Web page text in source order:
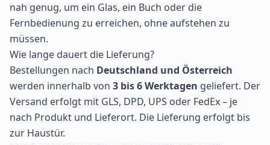
nah genug, um ein Glas, ein Buch oder die
Fernbedienung zu erreichen, ohne aufstehen zu
müssen.
Wie lange dauert die Lieferung?
Bestellungen nach Deutschland und Österreich
werden innerhalb von 3 bis 6 Werktagen geliefert. Der
Versand erfolgt mit GLS, DPD, UPS oder FedEx – je
nach Produkt und Lieferort. Die Lieferung erfolgt bis
zur Haustür.